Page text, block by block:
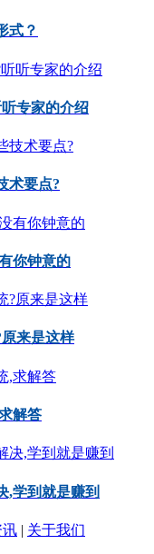
式？
专家的介绍
术要点?
你钟意的
来是这样
解答
,学到就是赚到
讯 | 关于我们